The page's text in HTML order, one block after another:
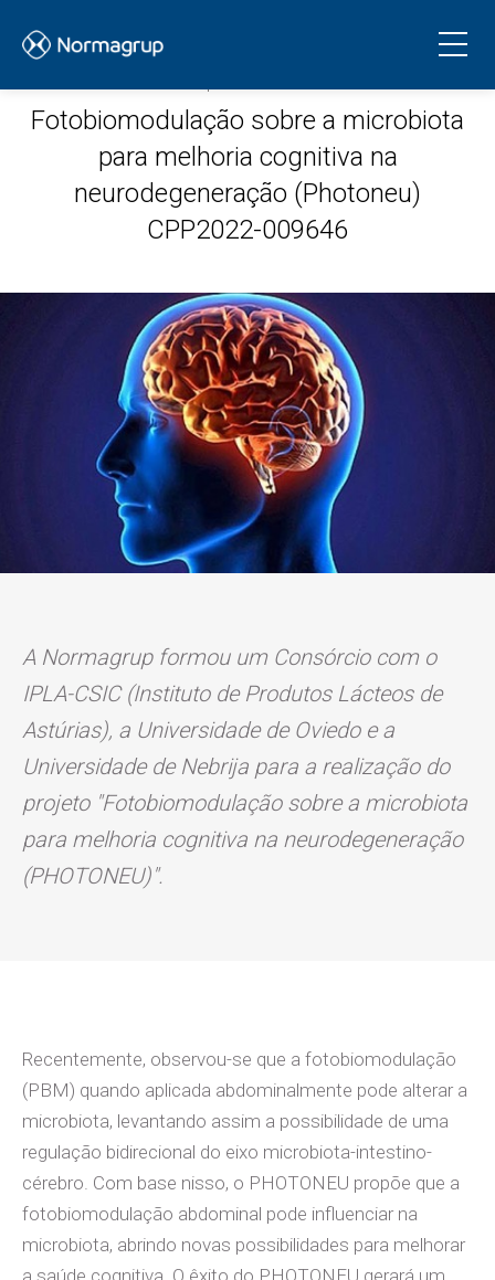
Fotobiomodulação sobre a microbiota
para melhoria cognitiva na
neurodegeneração (Photoneu)
CPP2022-009646
A Normagrup formou um Consórcio com o
IPLA-CSIC (Instituto de Produtos Lácteos de
Astúrias), a Universidade de Oviedo e a
Universidade de Nebrija para a realização do
projeto "Fotobiomodulação sobre a microbiota
para melhoria cognitiva na neurodegeneração
(PHOTONEU)".
Recentemente, observou-se que a fotobiomodulação
(PBM) quando aplicada abdominalmente pode alterar a
microbiota, levantando assim a possibilidade de uma
regulação bidirecional do eixo microbiota-intestino-
cérebro. Com base nisso, o PHOTONEU propõe que a
fotobiomodulação abdominal pode influenciar na
microbiota, abrindo novas possibilidades para melhorar
a saúde cognitiva. O êxito do PHOTONEU gerará um